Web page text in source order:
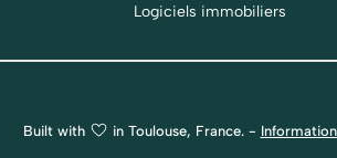
Logiciels immobiliers
Built with in Toulouse, France. -